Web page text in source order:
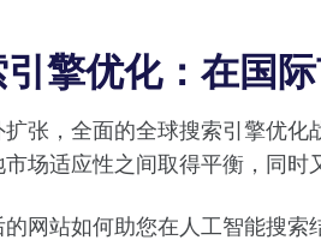
擎优化：在国
张，全面的全球搜索引擎优
场适应性之间取得平衡，同时
网站如何助您在人工智能搜索